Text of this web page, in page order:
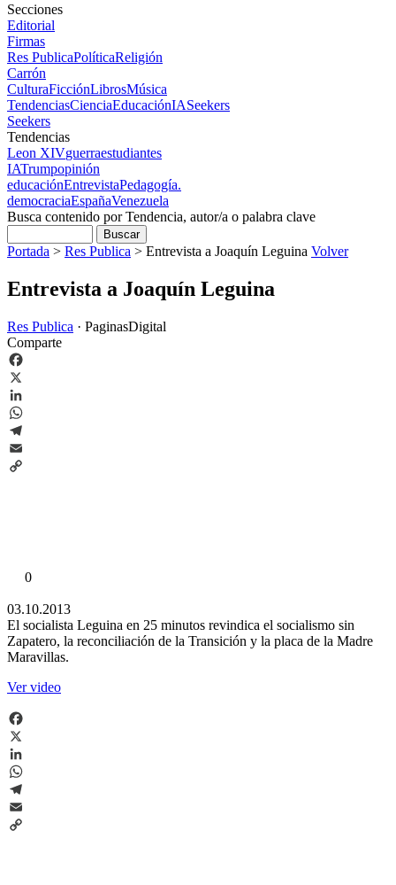
Secciones
Editorial
Firmas
Res PublicaPolíticaReligión
Carrón
CulturaFicciónLibrosMúsica
TendenciasCienciaEducaciónIASeekers
Seekers
Tendencias
Leon XIVguerraestudiantes
IATrumpopinión
educaciónEntrevistaPedagogía.
democraciaEspañaVenezuela
Busca contenido por Tendencia, autor/a o palabra clave
Portada > Res Publica > Entrevista a Joaquín Leguina Volver
Entrevista a Joaquín Leguina
Res Publica · PaginasDigital
Comparte
Facebook
X
LinkedIn
WhatsApp
Telegram
Email
0
03.10.2013
El socialista Leguina en 25 minutos revindica el socialismo sin
Zapatero, la reconciliación de la Transición y la placa de la Madre
Maravillas.
Ver video
Facebook
X
LinkedIn
WhatsApp
Telegram
Email